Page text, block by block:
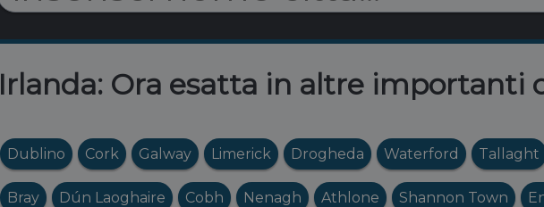
Irlanda: Ora esatta in altre importanti
Dublino Cork Galway Limerick Drogheda Waterford Tallaght
Bray Dún Laoghaire Cobh Nenagh Athlone Shannon Town